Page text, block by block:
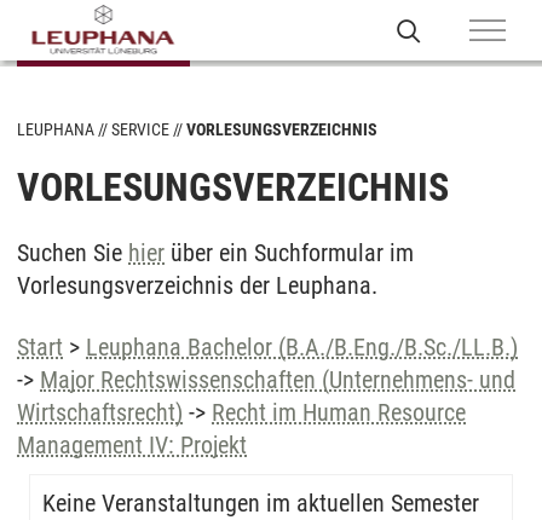
LEUPHANA SERVICE VORLESUNGSVERZEICHNIS
VORLESUNGSVERZEICHNIS
Suchen Sie hier über ein Suchformular im
Vorlesungsverzeichnis der Leuphana.
Start > Leuphana Bachelor (B.A./B.Eng./B.Sc./LL.B.)
-> Major Rechtswissenschaften (Unternehmens- und
Wirtschaftsrecht) -> Recht im Human Resource
Management IV: Projekt
Keine Veranstaltungen im aktuellen Semester